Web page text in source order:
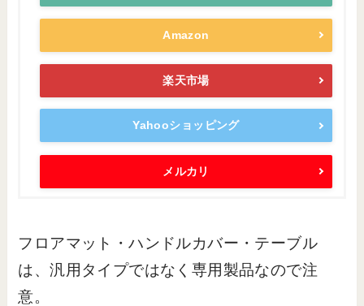
Amazon
楽天市場
Yahooショッピング
メルカリ
フロアマット・ハンドルカバー・テーブル
は、汎用タイプではなく専用製品なので注
意。